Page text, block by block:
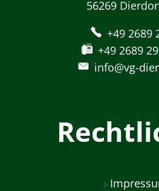
56269
+49 2689
+49 2689
info@vg-